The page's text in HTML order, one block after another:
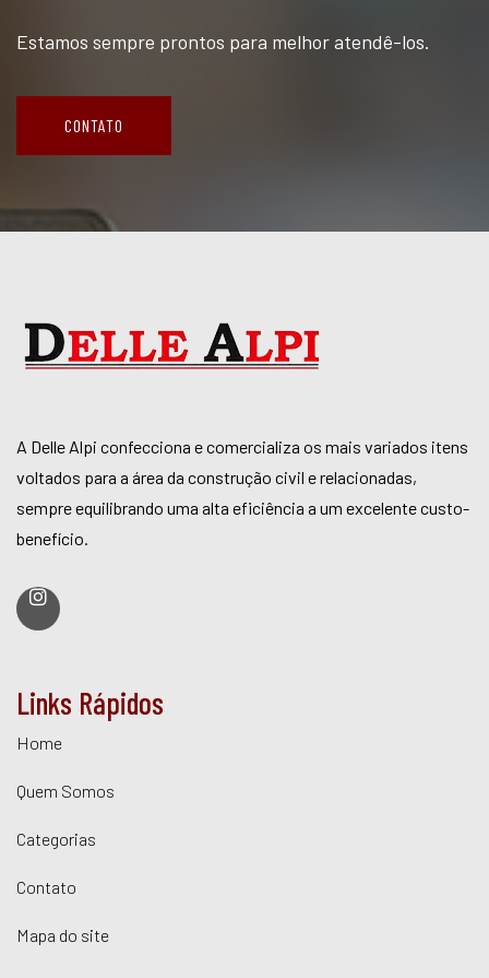
Estamos sempre prontos para melhor atendê-los.
CONTATO
A Delle Alpi confecciona e comercializa os mais variados itens
voltados para a área da construção civil e relacionadas,
sempre equilibrando uma alta eficiência a um excelente custo-
benefício.
Links Rápidos
Home
Quem Somos
Categorias
Contato
Mapa do site